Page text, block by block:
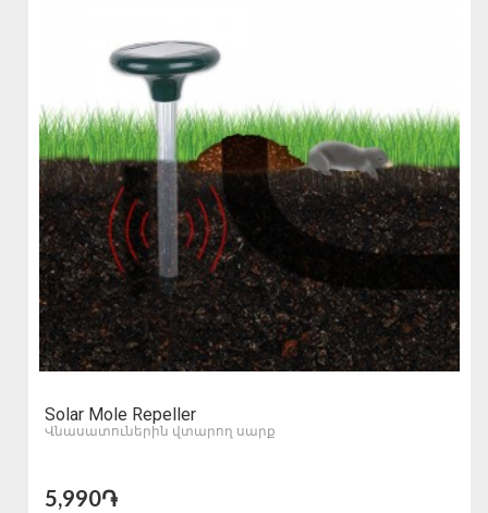
Solar Mole Repeller
Վնասատուներին վտարող սարք
5,990֏